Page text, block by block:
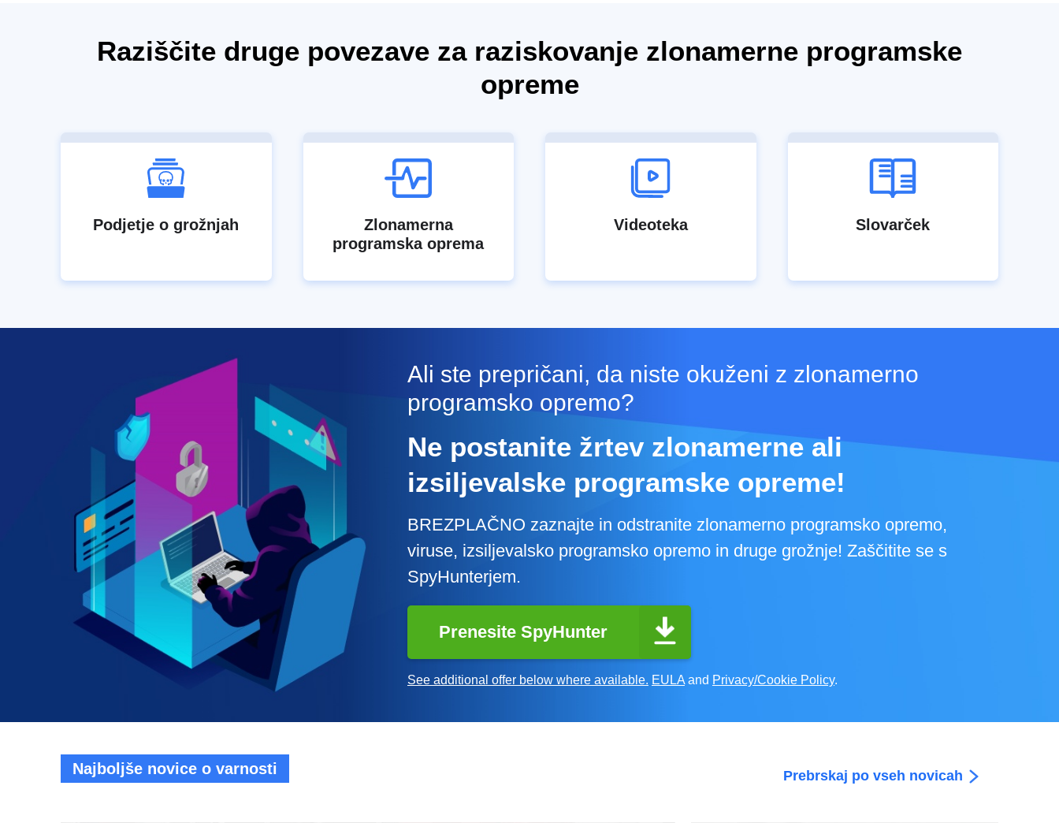
Raziščite druge povezave za raziskovanje zlonamerne programske
opreme
Podjetje o grožnjah
Zlonamerna
programska oprema
Videoteka Slovarček
Ali ste prepričani, da niste okuženi z zlonamerno
programsko opremo?
Ne postanite žrtev zlonamerne ali
izsiljevalske programske opreme!
BREZPLAČNO zaznajte in odstranite zlonamerno programsko opremo,
viruse, izsiljevalsko programsko opremo in druge grožnje! Zaščitite se s
SpyHunterjem.
Prenesite SpyHunter
See additional offer below where available. EULA and Privacy/Cookie Policy.
Najboljše novice o varnosti Prebrskaj po vseh novicah